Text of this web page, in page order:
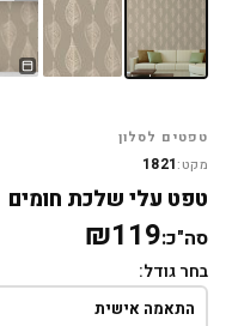
טפטים לסלון
מקט:1821
טפט עלי שלכת חומים
סה"כ:₪119
בחר גודל:
התאמה אישית